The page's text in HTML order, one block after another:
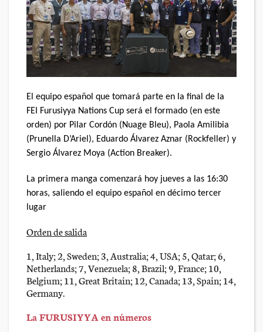
El equipo español que tomará parte en la final de la
FEI Furusiyya Nations Cup será el formado (en este
orden) por Pilar Cordón (Nuage Bleu), Paola Amilibia
(Prunella D’Ariel), Eduardo Álvarez Aznar (Rockfeller) y
Sergio Álvarez Moya (Action Breaker).
La primera manga comenzará hoy jueves a las 16:30
horas, saliendo el equipo español en décimo tercer
lugar
Orden de salida
1, Italy; 2, Sweden; 3, Australia; 4, USA; 5, Qatar; 6,
Netherlands; 7, Venezuela; 8, Brazil; 9, France; 10,
Belgium; 11, Great Britain; 12, Canada; 13, Spain; 14,
Germany.
La FURUSIYYA en números